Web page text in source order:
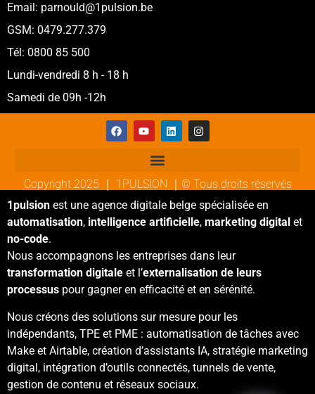
Email: parnould@1pulsion.be
GSM: 0479.277.379
Tél: 0800 85 500
Lundi-vendredi 8 h - 18 h
Samedi de 09h -12h
Copyright 2025 ｜ 1PULSION ｜© Tous droits réservés
1pulsion est une agence digitale belge spécialisée en
automatisation, intelligence artificielle, marketing digital et
no-code.
Nous accompagnons les entreprises dans leur
transformation digitale et l’externalisation de leurs
processus pour gagner en efficacité et en sérénité.
Nous créons des solutions sur mesure pour les
indépendants, TPE et PME : automatisation de tâches avec
Make et Airtable, création d’assistants IA, stratégie marketing
digital, intégration d’outils connectés, tunnels de vente,
gestion de contenu et réseaux sociaux.